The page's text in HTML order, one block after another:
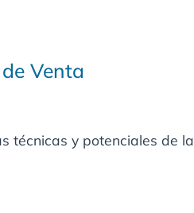
Venta
técnicas y potenciales de